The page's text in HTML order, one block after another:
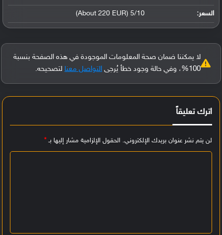
السعر: 5/10 (About 220 EUR)
لا يمكننا ضمان صحة المعلومات الموجودة في هذه الصفحة بنسبة
100%، وفي حالة وجود خطأ يُرجى
التواصل معنا لتصحيحه.
اترك تعليقاً
لن يتم نشر عنوان بريدك الإلكتروني. الحقول الإلزامية مشار إليها بـ*
ي